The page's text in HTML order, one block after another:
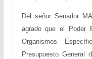
Del señor Senador
agrado que el Poder
Organismos
Presupuesto General